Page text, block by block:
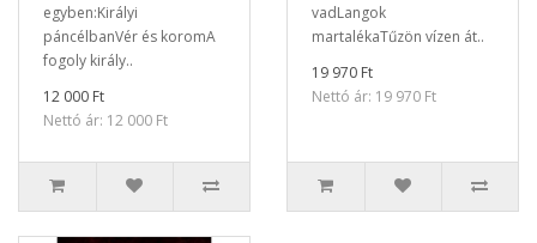
egyben:Királyi
páncélbanVér és koromA
fogoly király..
12 000 Ft
Nettó ár: 12 000 Ft
vadLangok
martalékaTűzön vízen át..
19 970 Ft
Nettó ár: 19 970 Ft